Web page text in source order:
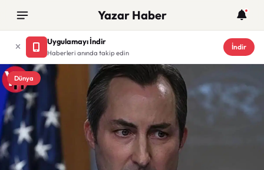
Yazar Haber
Uygulamayı İndir
Haberleri anında takip edin
İndir
Dünya